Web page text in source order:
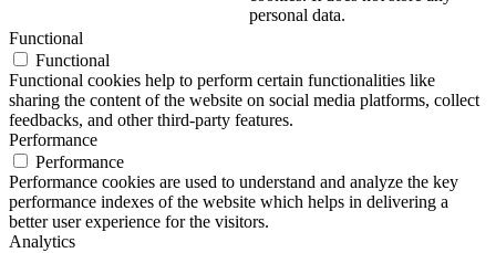
personal data.
Functional
Functional
Functional cookies help to perform certain functionalities like
sharing the content of the website on social media platforms, collect
feedbacks, and other third-party features.
Performance
Performance
Performance cookies are used to understand and analyze the key
performance indexes of the website which helps in delivering a
better user experience for the visitors.
Analytics